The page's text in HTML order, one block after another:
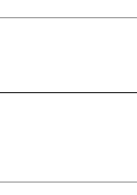
アムクラス」・「普
表記変更に伴うサー